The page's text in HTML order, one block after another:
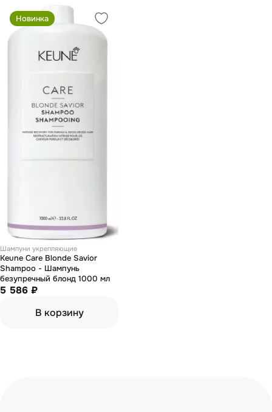
Новинка
Шампуни укрепляющие
Keune Care Blonde Savior
Shampoo - Шампунь
безупречный блонд 1000 мл
5 586 ₽
В корзину